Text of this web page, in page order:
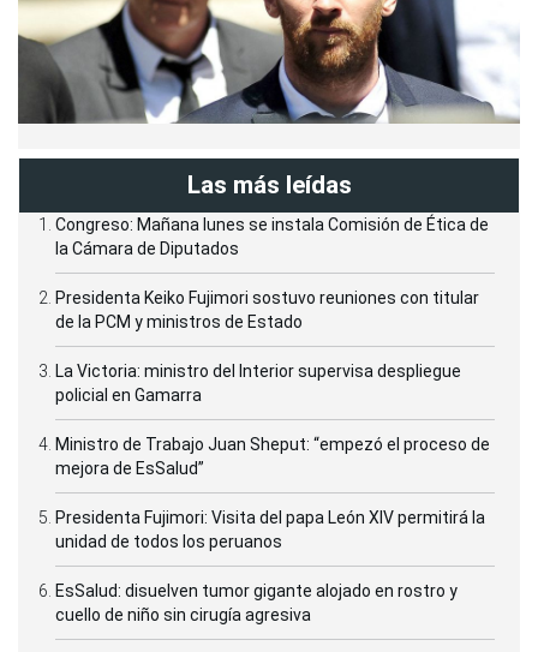
Las más leídas
Congreso: Mañana lunes se instala Comisión de Ética de
la Cámara de Diputados
Presidenta Keiko Fujimori sostuvo reuniones con titular
de la PCM y ministros de Estado
La Victoria: ministro del Interior supervisa despliegue
policial en Gamarra
Ministro de Trabajo Juan Sheput: “empezó el proceso de
mejora de EsSalud”
Presidenta Fujimori: Visita del papa León XIV permitirá la
unidad de todos los peruanos
EsSalud: disuelven tumor gigante alojado en rostro y
cuello de niño sin cirugía agresiva